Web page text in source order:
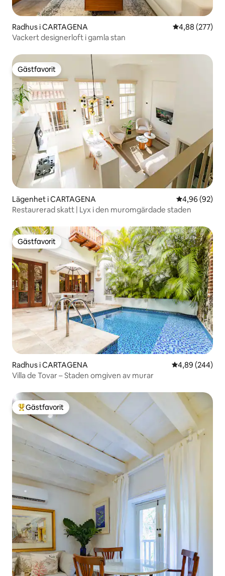
Radhus i CARTAGENA 4,88 av 5 i
4,88 (277)
Vackert designerloft i gamla stan
Gästfavorit
Gästfavorit
Lägenhet i CARTAGENA 4,96 av 5 i
4,96 (92)
Restaurerad skatt | Lyx i den muromgärdade staden
Gästfavorit
Gästfavorit
Radhus i CARTAGENA 4,89 av 5 i
4,89 (244)
Villa de Tovar – Staden omgiven av murar
Populär gästfavorit
Gästfavorit